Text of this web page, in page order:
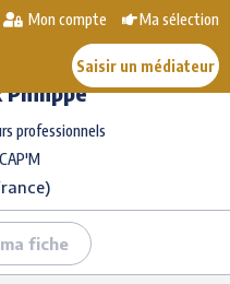
Mon compte Ma sélection
Saisir un médiateur
Philippe
professionnels
fiche